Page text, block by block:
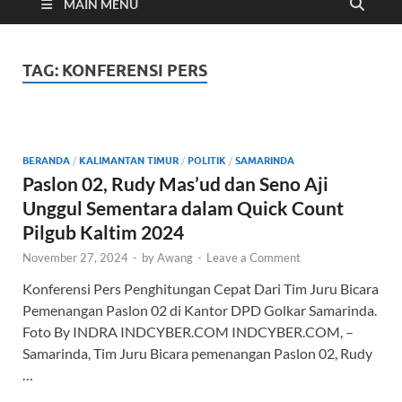
Cyber
MAIN MENU
TAG: KONFERENSI PERS
BERANDA / KALIMANTAN TIMUR / POLITIK / SAMARINDA
Paslon 02, Rudy Mas’ud dan Seno Aji
Unggul Sementara dalam Quick Count
Pilgub Kaltim 2024
November 27, 2024 - byAwang - Leave a Comment
Konferensi Pers Penghitungan Cepat Dari Tim Juru Bicara
Pemenangan Paslon 02 di Kantor DPD Golkar Samarinda.
Foto By INDRA INDCYBER.COM INDCYBER.COM, –
Samarinda, Tim Juru Bicara pemenangan Paslon 02, Rudy